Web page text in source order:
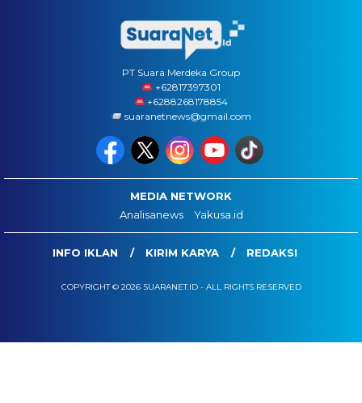
PT Suara Merdeka Group
‪+62817397301
+6288268178854
suaranetnews@gmail.com
MEDIA NETWORK
Analisanews
Yakusa.id
INFO IKLAN KIRIM KARYA REDAKSI
COPYRIGHT © 2026 SUARANET.ID - ALL RIGHTS RESERVED